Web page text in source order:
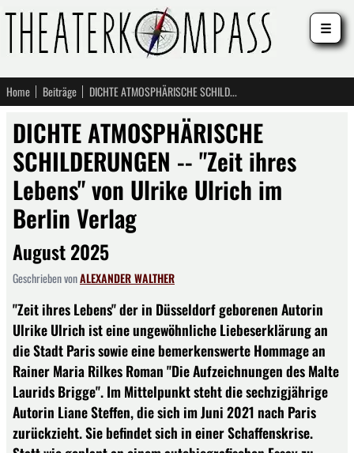
Home Beiträge DICHTE ATMOSPHÄRISCHE SCHILDERUNGEN -- "Zeit ihres Lebens" von Ulrike Ulrich im Berlin Verlag
DICHTE ATMOSPHÄRISCHE
SCHILDERUNGEN -- "Zeit ihres
Lebens" von Ulrike Ulrich im
Berlin Verlag
August 2025
Geschrieben vonALEXANDER WALTHER
"Zeit ihres Lebens" der in Düsseldorf geborenen Autorin
Ulrike Ulrich ist eine ungewöhnliche Liebeserklärung an
die Stadt Paris sowie eine bemerkenswerte Hommage an
Rainer Maria Rilkes Roman "Die Aufzeichnungen des Malte
Laurids Brigge". Im Mittelpunkt steht die sechzigjährige
Autorin Liane Steffen, die sich im Juni 2021 nach Paris
zurückzieht. Sie befindet sich in einer Schaffenskrise.
☰